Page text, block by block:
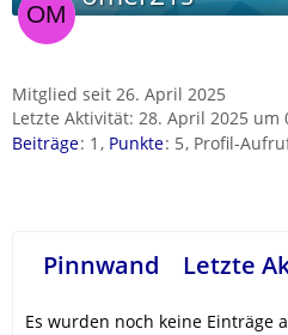
Mitglied seit 26. April 2025
Letzte Aktivität: 28. April 2025 um
Beiträge 1 Punkte 5 Profil-
Pinnwand Letzte
Es wurden noch keine Einträge